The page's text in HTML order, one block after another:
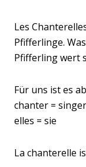
Les
Pfifferlinge.
Pfifferling wert
Für uns ist es
chanter =
elles = sie
La chanterelle